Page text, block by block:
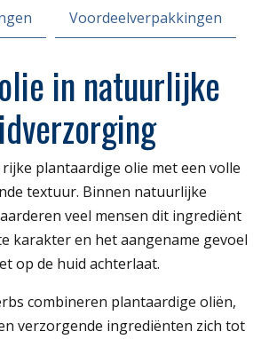
Voordeelverpakkingen
in natuurlijke
plantaardige olie met een volle
textuur. Binnen natuurlijke
veel mensen dit ingrediënt
karakter en het aangename gevoel
op de huid achterlaat.
combineren plantaardige oliën,
verzorgende ingrediënten zich tot